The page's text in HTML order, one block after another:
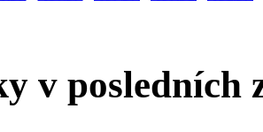
v posledních